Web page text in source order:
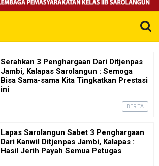
BERITA
Serahkan 3 Penghargaan Dari Ditjenpas
Jambi, Kalapas Sarolangun : Semoga
Bisa Sama-sama Kita Tingkatkan Prestasi
ini
Lapas Sarolangun Sabet 3 Penghargaan
Dari Kanwil Ditjenpas Jambi, Kalapas :
Hasil Jerih Payah Semua Petugas